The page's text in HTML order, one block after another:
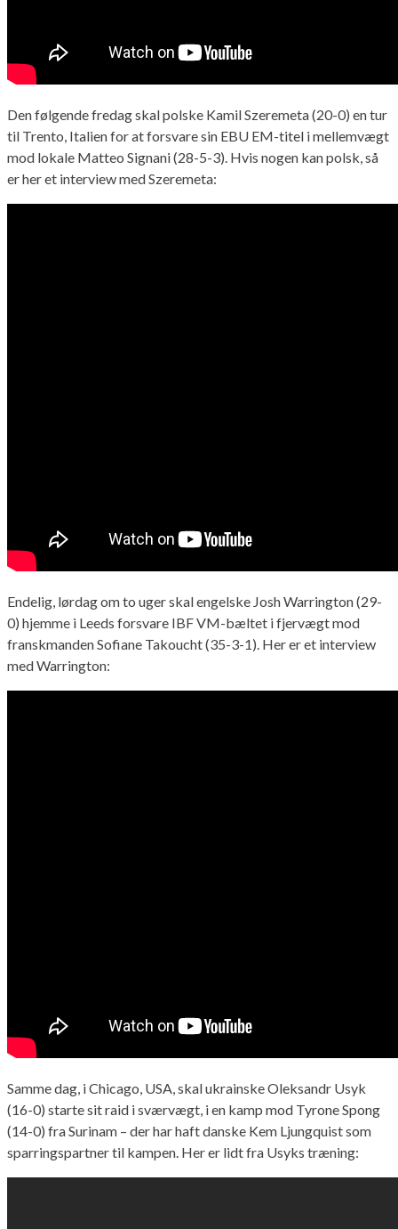
Den følgende fredag skal polske Kamil Szeremeta (20-0) en tur
til Trento, Italien for at forsvare sin EBU EM-titel i mellemvægt
mod lokale Matteo Signani (28-5-3). Hvis nogen kan polsk, så
er her et interview med Szeremeta:
Endelig, lørdag om to uger skal engelske Josh Warrington (29-
0) hjemme i Leeds forsvare IBF VM-bæltet i fjervægt mod
franskmanden Sofiane Takoucht (35-3-1). Her er et interview
med Warrington:
Samme dag, i Chicago, USA, skal ukrainske Oleksandr Usyk
(16-0) starte sit raid i sværvægt, i en kamp mod Tyrone Spong
(14-0) fra Surinam – der har haft danske Kem Ljungquist som
sparringspartner til kampen. Her er lidt fra Usyks træning: